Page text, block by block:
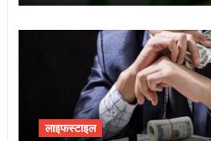
लाइफस्टाइल